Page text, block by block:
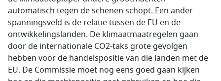
automatisch tegen de schenen schopt. Een ander
spanningsveld is de relatie tussen de EU en de
ontwikkelingslanden. De klimaatmaatregelen gaan
door de internationale CO2-taks grote gevolgen
hebben voor de handelspositie van die landen met de
EU. De Commissie moet nog eens goed gaan kijken